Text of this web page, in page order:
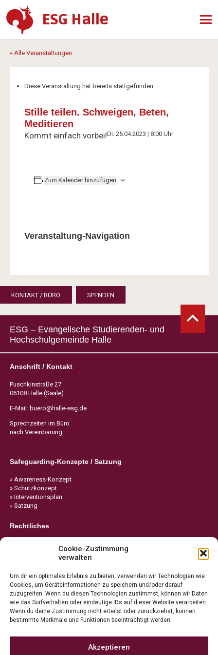
Cookie-Zustimmung
verwalten
Um dir ein optimales Erlebnis zu bieten, verwenden wir Technologien wie
Cookies, um Geräteinformationen zu speichern und/oder darauf
zuzugreifen. Wenn du diesen Technologien zustimmst, können wir Daten
wie das Surfverhalten oder eindeutige IDs auf dieser Website verarbeiten.
Wenn du deine Zustimmung nicht erteilst oder zurückziehst, können
bestimmte Merkmale und Funktionen beeinträchtigt werden.
Akzeptieren
ESG Halle
« Alle Veranstaltungen
Diese Veranstaltung hat bereits stattgefunden.
Stille teilen. Schweigen, Beten,
Meditieren
Kommt einfach vorbei!Di. 25.04.2023 | 8:00 Uhr
Zum Kalender hinzufügen
Veranstaltung-Navigation
KONTAKT / BÜRO SPENDEN
ESG – Evangelische Studierenden- und
Hochschulgemeinde Halle
Anschrift / Kontakt
Puschkinstraße 27
06108 Halle (Saale)
E-Mail: buero@halle-esg.de
Sprechzeiten im Büro
nach Vereinbarung
Safeguarding-Konzepte / Satzung
» Awareness-Konzept
» Schutzkonzept
» Interventionsplan
» Satzung
Rechtliches
» Cookie-Richtlinie